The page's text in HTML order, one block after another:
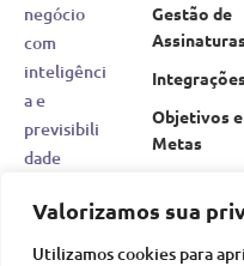
Valorizamos sua
Utilizamos cookies para
negócio
com
inteligênci
a e
previsibili
dade
Gestão de
Objetivos e
Metas
Poderosa